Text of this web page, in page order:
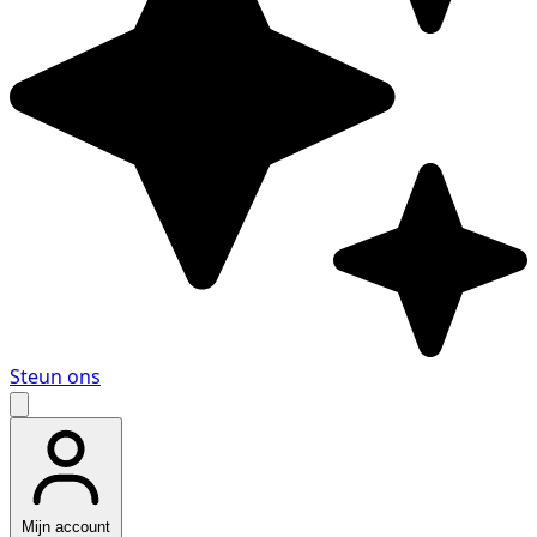
Steun ons
Mijn account